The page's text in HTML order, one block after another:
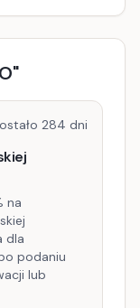
284 dni
na
dla
podaniu
lub